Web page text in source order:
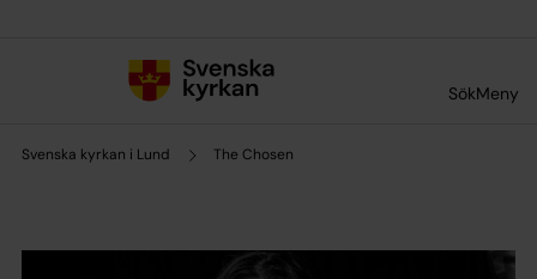
SökMeny
Svenska kyrkan i Lund The Chosen